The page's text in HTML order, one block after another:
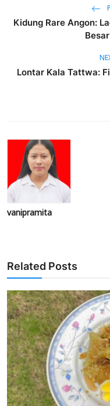
Kidung Rare Angon:
Lontar Kala Tattwa:
vanipramita
Related Posts